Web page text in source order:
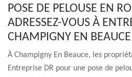
POSE DE PELOUSE EN
ADRESSEZ-VOUS À
CHAMPIGNY EN BEAUCE
À Champigny En Beauce, les
Entreprise DR pour une pose de